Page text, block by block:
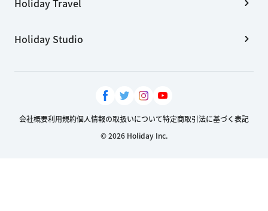
Holiday Travel
Holiday Studio
会社概要利用規約個人情報の取扱いについて特定商取引法に基づく表記
© 2026 Holiday Inc.